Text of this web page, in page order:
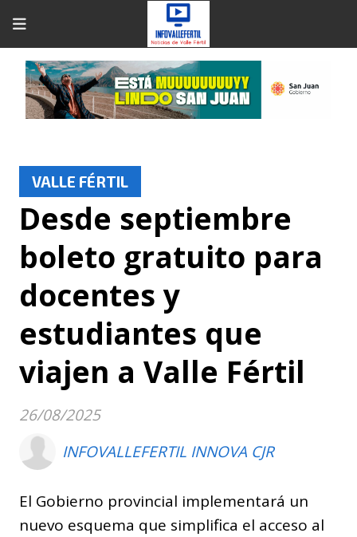
Desde septiembre
boleto gratuito para
docentes y
estudiantes que
viajen a Valle Fértil
El Gobierno provincial implementará un
nuevo esquema que simplifica el acceso al
VALLE FÉRTIL
26/08/2025
INFOVALLEFERTIL INNOVA CJR